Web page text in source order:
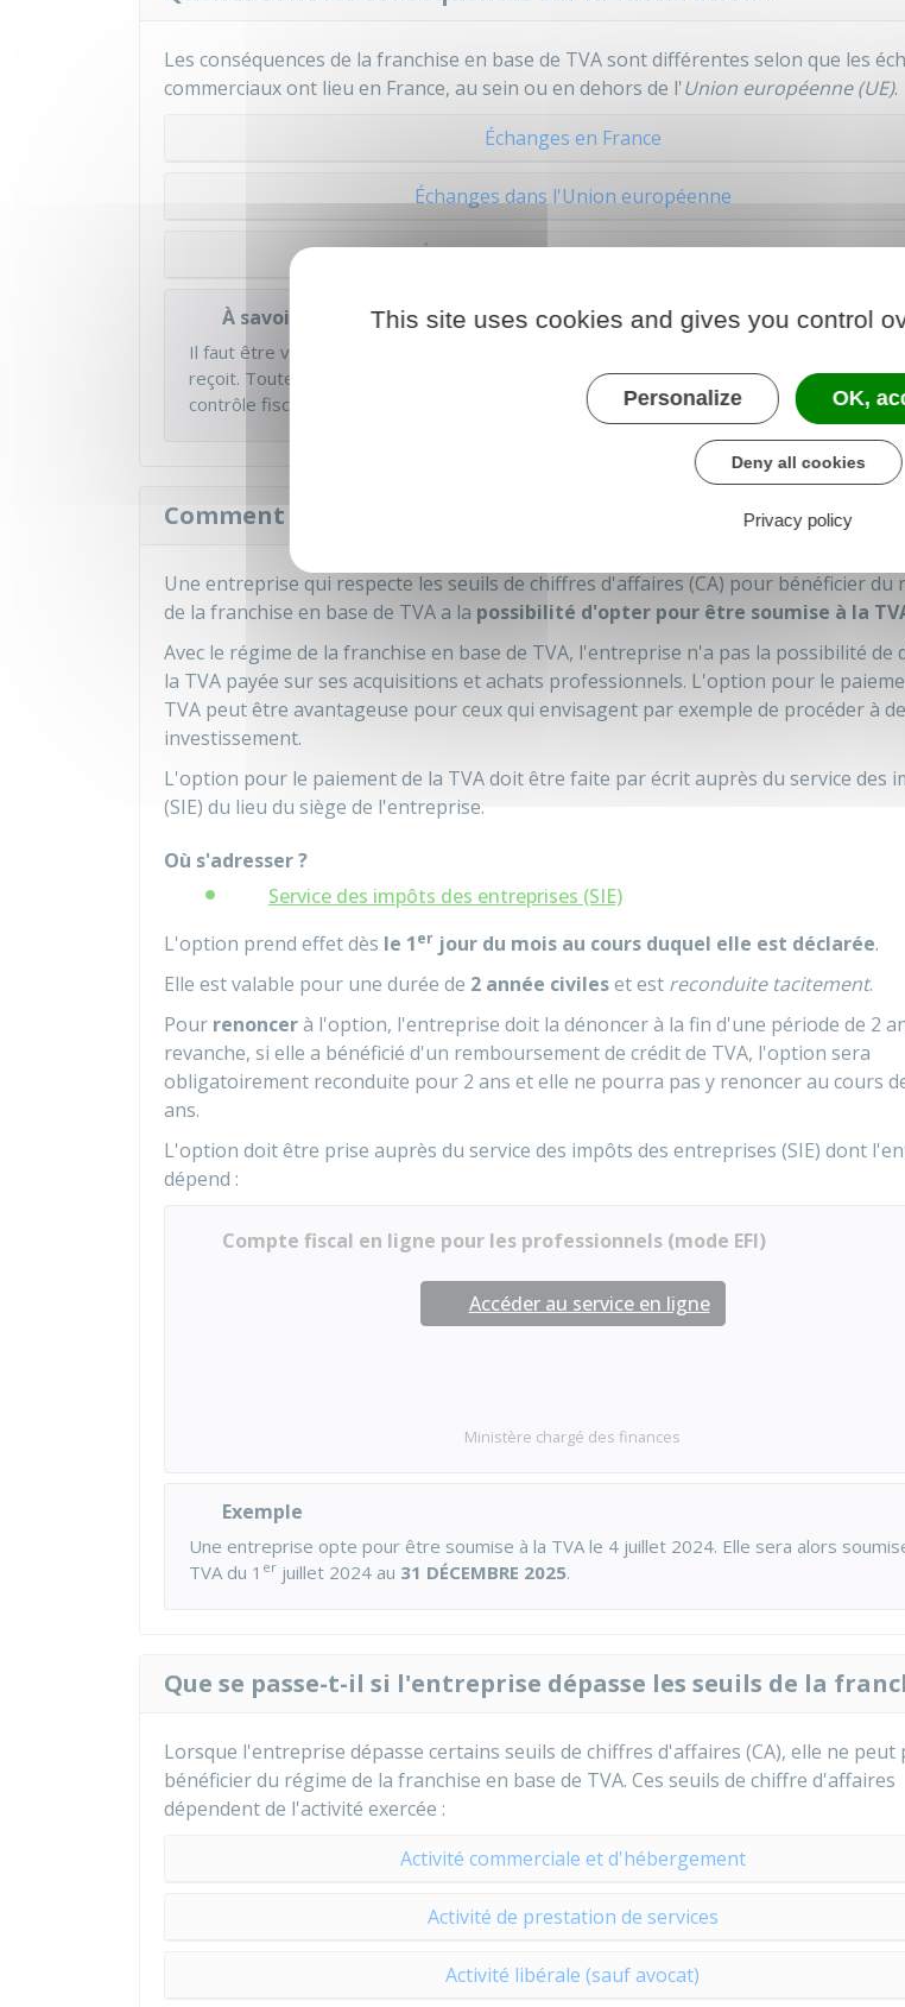
Les conséquences de la franchise en base de TVA sont différentes selon que les
commerciaux ont lieu en France, au sein ou en dehors de l'Union européenne (UE).
Échanges en France
Échanges dans l'Union européenne
Échanges hors Union européenne
À savoir
Il faut être vigilant quant aux
reçoit. Toute facture non conforme fait peser sur l'entreprise un risque de sanction en
contrôle fiscal.
Comment opter pour être soumis à la TVA ?
Une entreprise qui respecte les seuils de chiffres d'affaires (CA) pour bénéficier du
de la franchise en base de TVA a la possibilité d'opter pour être soumise à la
Avec le régime de la franchise en base de TVA, l'entreprise n'a pas la possibilité de
la TVA payée sur ses acquisitions et achats professionnels. L'option pour le
TVA peut être avantageuse pour ceux qui envisagent par exemple de procéder à
investissement.
L'option pour le paiement de la TVA doit être faite par écrit auprès du service des
(SIE) du lieu du siège de l'entreprise.
Où s'adresser ?
Service des impôts des entreprises (SIE)
L'option prend effet dès le 1er jour du mois au cours duquel elle est déclarée.
Elle est valable pour une durée de 2 année civileset est reconduite tacitement.
Pour renoncerà l'option, l'entreprise doit la dénoncer à la fin d'une période de 2
revanche, si elle a bénéficié d'un remboursement de crédit de TVA, l'option sera
obligatoirement reconduite pour 2 ans et elle ne pourra pas y renoncer au cours
ans.
L'option doit être prise auprès du service des impôts des entreprises (SIE) dont
dépend :
Compte fiscal en ligne pour les professionnels (mode EFI)
Accéder au service en ligne
Ministère chargé des finances
Exemple
Une entreprise opte pour être soumise à la TVA le 4 juillet 2024. Elle sera alors
TVA du 1 er juillet 2024 au 31 DÉCEMBRE 2025.
Que se passe-t-il si l'entreprise dépasse les seuils de la
Lorsque l'entreprise dépasse certains seuils de chiffres d'affaires (CA), elle ne peut
bénéficier du régime de la franchise en base de TVA. Ces seuils de chiffre d'affaires
dépendent de l'activité exercée :
Activité commerciale et d'hébergement
Activité de prestation de services
Activité libérale (sauf avocat)
This site uses cookies and gives you control
Personalize OK,
Deny all cookies
Privacy policy